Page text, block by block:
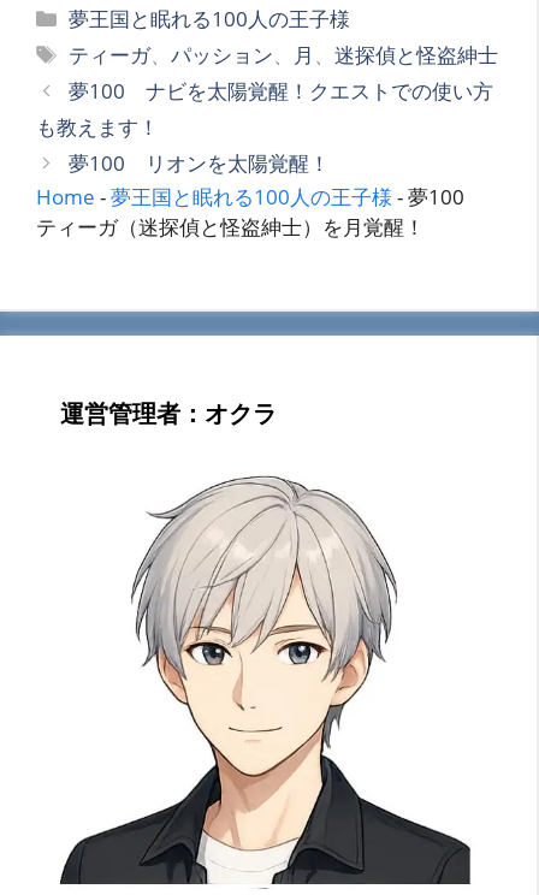
カ
テ
ゴ
リ
ー
夢王国と眠れる100人の王子様
タ
グ
ティーガ、パッション、 月 、迷探偵と怪盗紳士
夢100 ナビを太陽覚醒！クエストでの使い方
も教えます！
夢100 リオンを太陽覚醒！
Home -夢王国と眠れる100人の王子様 -夢100
ティーガ（迷探偵と怪盗紳士）を月覚醒！
運営管理者：オクラ